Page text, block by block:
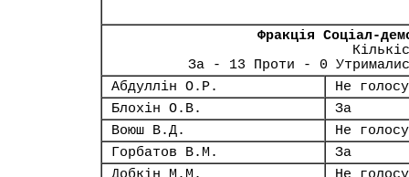
Фракція Соціал-
За - 13 Проти - 0
Абдуллін О.Р.
Не
Блохін О.В.
За
Воюш В.Д.
Не
Горбатов В.М.
За